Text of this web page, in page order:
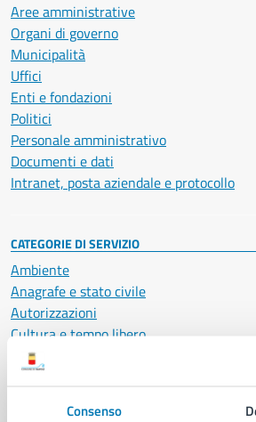
Consenso
Aree amministrative
Organi di governo
Municipalità
Uffici
Enti e fondazioni
Politici
Personale amministrativo
Documenti e dati
Intranet, posta aziendale e protocollo
CATEGORIE DI SERVIZIO
Ambiente
Anagrafe e stato civile
Autorizzazioni
Cultura e tempo libero
Documenti e certificati
Educazione e formazione